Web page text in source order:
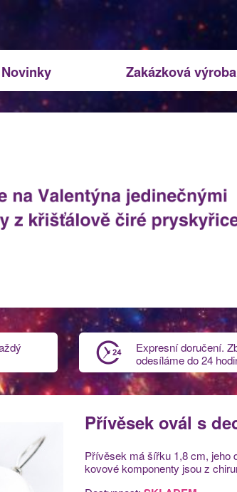
Novinky Zakázková výroba
Expresní doručení.
odesíláme do 24
Přívěsek ovál s
Přívěsek má šířku 1,8 cm, jeho
kovové komponenty jsou z